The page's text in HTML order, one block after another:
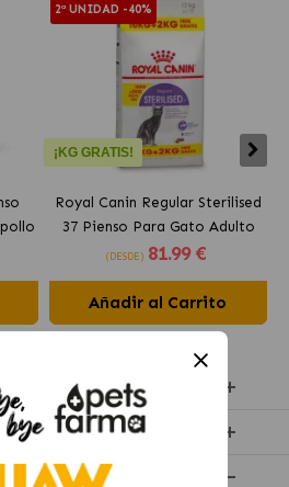
2ª UNIDAD -40%
¡KG GRATIS!
Royal Canin Regular Sterilised
37 Pienso Para Gato Adulto
Esterilizado
(DESDE) 81.99 €
Añadir al Carrito